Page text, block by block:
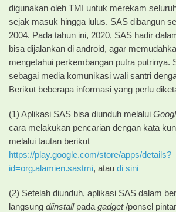
digunakan oleh TMI untuk merekam
sejak masuk hingga lulus. SAS dibangun
2004. Pada tahun ini, 2020, SAS hadir
bisa dijalankan di android, agar
mengetahui perkembangan putra putrinya.
sebagai media komunikasi wali santri
Berikut beberapa informasi yang perlu
(1) Aplikasi SAS bisa diunduh melalui
cara melakukan pencarian dengan kata
melalui tautan berikut
https://play.google.com/store/apps/details?
id=org.alamien.sastmi, atau di sini
(2) Setelah diunduh, aplikasi SAS dalam
langsung diinstall pada gadget/ponsel